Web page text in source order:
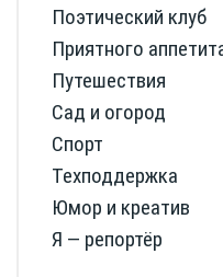
Поэтический клуб
Приятного
Путешествия
Сад и огород
Спорт
Техподдержка
Юмор и креатив
Я — репортёр